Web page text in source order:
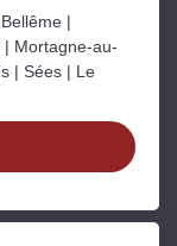
|
| Mortagne-au-
| Sées | Le